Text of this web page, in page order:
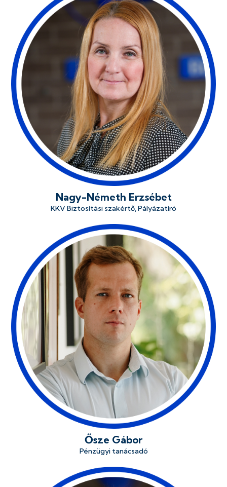
Nagy-Németh Erzsébet
KKV Biztosítási szakértő, Pályázatíró
Ősze Gábor
Pénzügyi tanácsadó